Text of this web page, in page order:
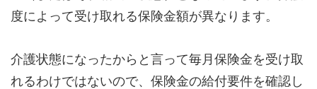
度によって受け取れる保険金額が異なります。
介護状態になったからと言って毎月保険金を受け取
れるわけではないので、保険金の給付要件を確認し